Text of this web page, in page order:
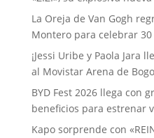
La Oreja de Van Gogh
Montero para celebrar
¡Jessi Uribe y Paola Jara
al Movistar Arena de
BYD Fest 2026 llega con
beneficios para estrenar
Kapo sorprende con